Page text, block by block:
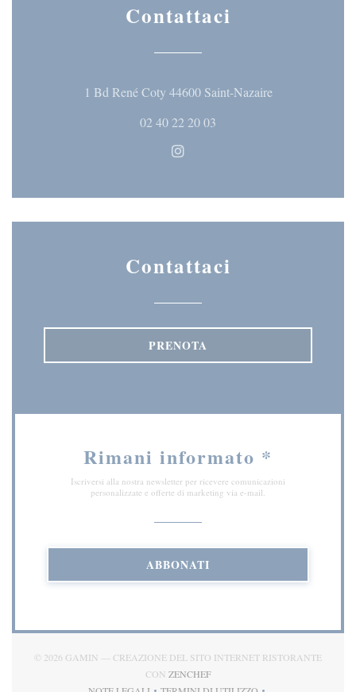
Contattaci
1 Bd René Coty 44600 Saint-Nazaire((apre una
02 40 22 20 03
Instagram ((apre una nuova
Contattaci
PRENOTA
Rimani informato *
Iscriversi alla nostra newsletter per ricevere comunicazioni
personalizzate e offerte di marketing via e-mail.
ABBONATI
© 2026 GAMIN — CREAZIONE DEL SITO INTERNET RISTORANTE
CON ZENCHEF((APRE UNA NUOVA FINESTRA))